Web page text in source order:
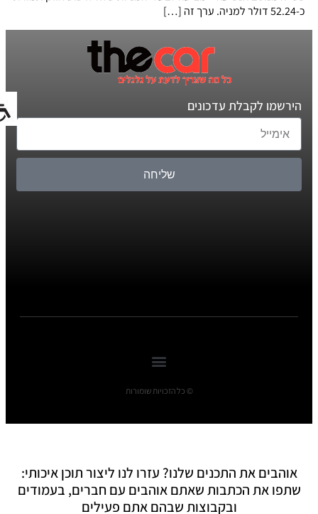
הירשמו לקבלת עדכונים
שליחה
© כל הזכויות שומורות
אוהבים את התכנים שלנו? עזרו לנו ליצור תוכן איכותי:
שתפו את הכתבות שאתם אוהבים עם חברים, בעמודים
ובקבוצות שבהם אתם פעילים